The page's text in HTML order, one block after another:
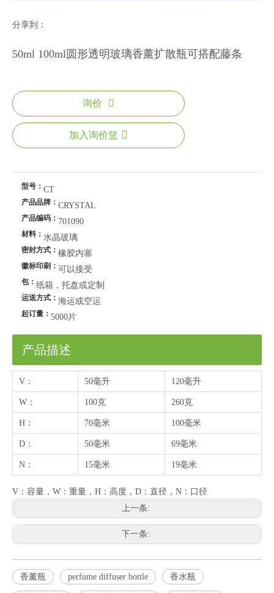
分享到：
50ml 100ml圆形透明玻璃香薰扩散瓶可搭配藤条
询价
加入询价篮
型号： CT
产品品牌： CRYSTAL
产品编码： 701090
材料： 水晶玻璃
密封方式： 橡胶内塞
徽标印刷： 可以接受
包： 纸箱，托盘或定制
运送方式： 海运或空运
起订量： 5000片
产品描述
V： 50毫升 120毫升
W： 100克 260克
H： 70毫米 100毫米
D： 50毫米 69毫米
N： 15毫米 19毫米
V：容量，W：重量，H：高度，D：直径，N：口径
上一条:
下一条:
香薰瓶 perfume diffuser bottle 香水瓶